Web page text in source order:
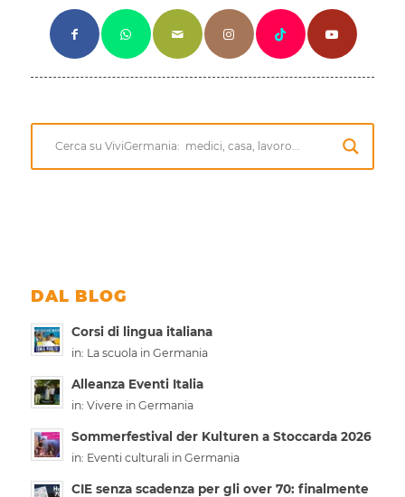
DAL BLOG
Corsi di lingua italiana
in: La scuola in Germania
Alleanza Eventi Italia
in: Vivere in Germania
Sommerfestival der Kulturen a Stoccarda 2026
in: Eventi culturali in Germania
CIE senza scadenza per gli over 70: finalmente